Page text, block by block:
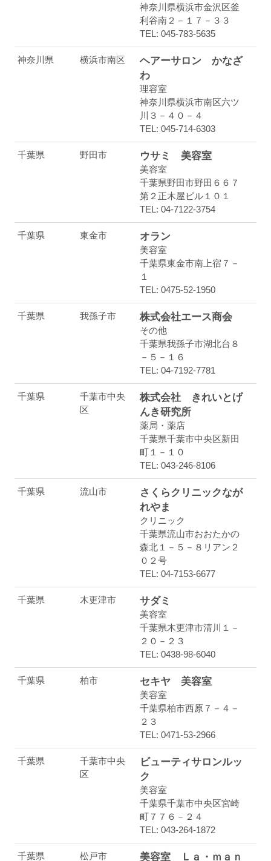
神奈川県横浜市金沢区釜
利谷南２－１７－３３
TEL: 045-783-5635
神奈川県 横浜市南区
ヘアーサロン かなざ
わ
理容室
神奈川県横浜市南区六ツ
川３－４０－４
TEL: 045-714-6303
千葉県 野田市 ウサミ 美容室
美容室
千葉県野田市野田６６７
第２正木屋ビル１０１
TEL: 04-7122-3754
千葉県 東金市 オラン
美容室
千葉県東金市南上宿７－
１
TEL: 0475-52-1950
千葉県 我孫子市 株式会社エース商会
その他
千葉県我孫子市湖北台８
－５－１６
TEL: 04-7192-7781
千葉県
千葉市中央
区
株式会社 きれいとげ
んき研究所
薬局・薬店
千葉県千葉市中央区新田
町１－１０
TEL: 043-246-8106
千葉県 流山市
さくらクリニックなが
れやま
クリニック
千葉県流山市おおたかの
森北１－５－８リアン２
０２号
TEL: 04-7153-6677
千葉県 木更津市 サダミ
美容室
千葉県木更津市清川１－
２０－２３
TEL: 0438-98-6040
千葉県 柏市 セキヤ 美容室
美容室
千葉県柏市西原７－４－
２３
TEL: 0471-53-2966
千葉県
千葉市中央
区
ビューティサロンルッ
ク
美容室
千葉県千葉市中央区宮崎
町７７６－２４
TEL: 043-264-1872
千葉県 松戸市 美容室 Ｌａ・ｍａｎ